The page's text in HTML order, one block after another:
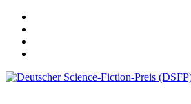
Zum
Inhalt
springen